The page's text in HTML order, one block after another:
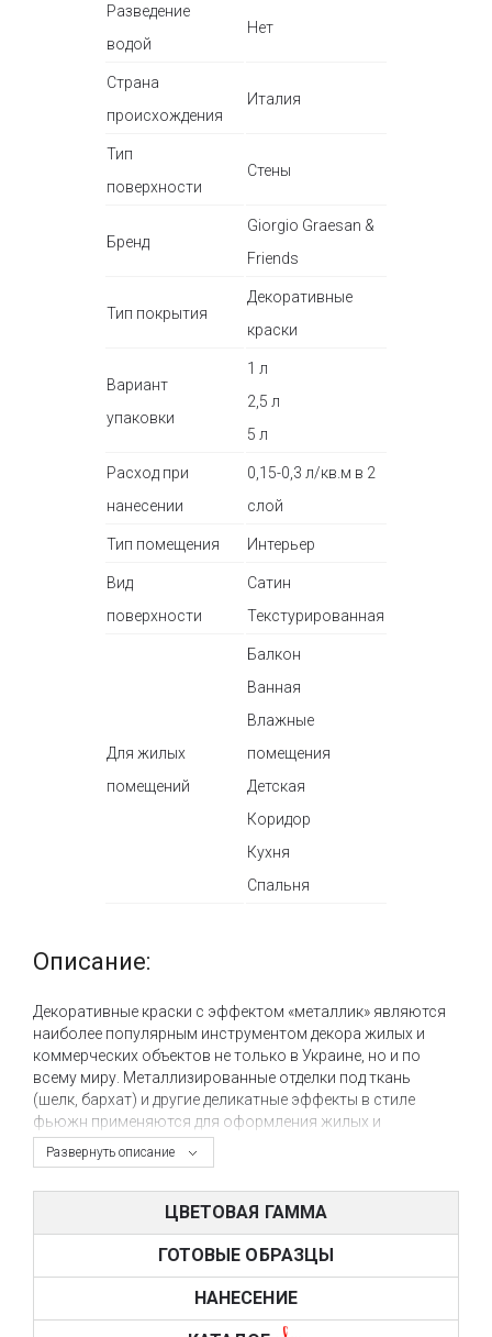
Разведение
водой
Нет
Страна
происхождения
Италия
Тип
поверхности
Стены
Бренд
Giorgio Graesan &
Friends
Тип покрытия
Декоративные
краски
Вариант
упаковки
1 л
2,5 л
5 л
Расход при
нанесении
0,15-0,3 л/кв.м в 2
слой
Тип помещения Интерьер
Вид
поверхности
Сатин
Текстурированная
Для жилых
помещений
Балкон
Ванная
Влажные
помещения
Детская
Коридор
Кухня
Спальня
Развернуть описание
Описание:
Декоративные краски с эффектом «металлик» являются
наиболее популярным инструментом декора жилых и
коммерческих объектов не только в Украине, но и по
всему миру. Металлизированные отделки под ткань
(шелк, бархат) и другие деликатные эффекты в стиле
фьюжн применяются для оформления жилых и
коммерческих интерьеров в виду относительно
невысокой цены декора и хороших эксплуатационных
характеристик готовой фактуры.
Компания Giorgio Graesan & Friends (Италия) имеет в
своем ассортименте серию тонкослойных отделочных
материалов с эффектом «металлик» в различных базах:
серебро (Colore & Gioia), золото (Colore & Oro) и
ЦВЕТОВАЯ ГАММА
ГОТОВЫЕ ОБРАЗЦЫ
НАНЕСЕНИЕ